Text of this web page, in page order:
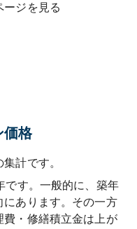
ージを見る
価格
計です。
です。一般的に、築年
にあります。その一方
費・修繕積立金は上が